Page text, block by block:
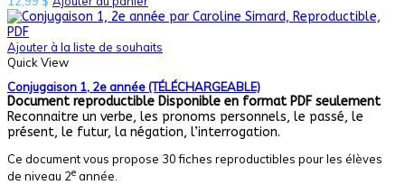
Ajouter à la liste de souhaits
Quick View
Conjugaison 1, 2e année (TÉLÉCHARGEABLE)
Document reproductible Disponible en format PDF seulement
Reconnaitre un verbe, les pronoms personnels, le passé, le
présent, le futur, la négation, l’interrogation.
Ce document vous propose 30 fiches reproductibles pour les élèves
de niveau 2e année.